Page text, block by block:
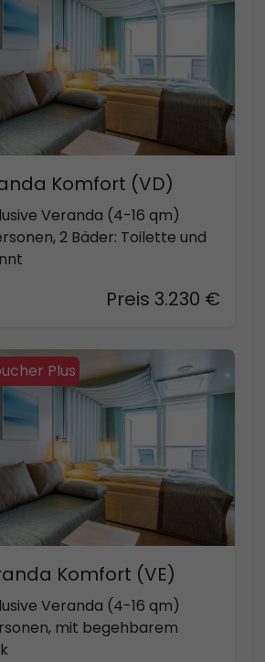
Komfort (VD)
Veranda (4-16 qm)
2 Bäder: Toilette und
Preis 3.230 €
Plus
Komfort (VE)
Veranda (4-16 qm)
mit begehbarem